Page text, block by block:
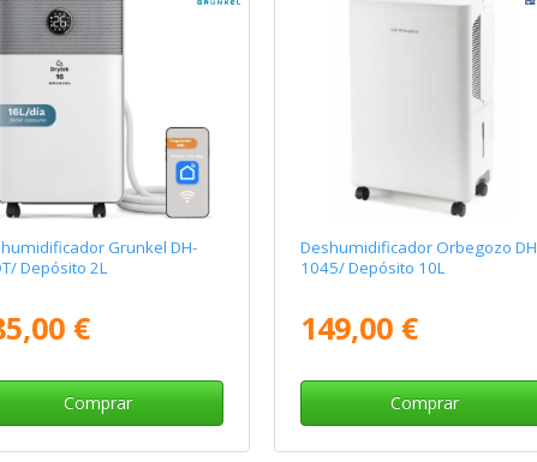
Grunkel DH-
Depósito 2L
€
Comprar
Deshumidificador Orbegozo DH
1045/ Depósito 10L
149,00 €
Comprar